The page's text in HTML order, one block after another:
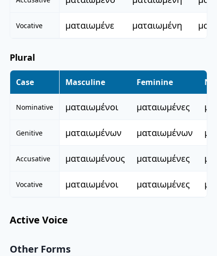
Vocative ματαιωμένε ματαιωμένη
Plural
Case Masculine Feminine
Nominative ματαιωμένοι ματαιωμένες
Genitive ματαιωμένων ματαιωμένων
Accusative ματαιωμένους ματαιωμένες
Vocative ματαιωμένοι ματαιωμένες
Active Voice
Other Forms